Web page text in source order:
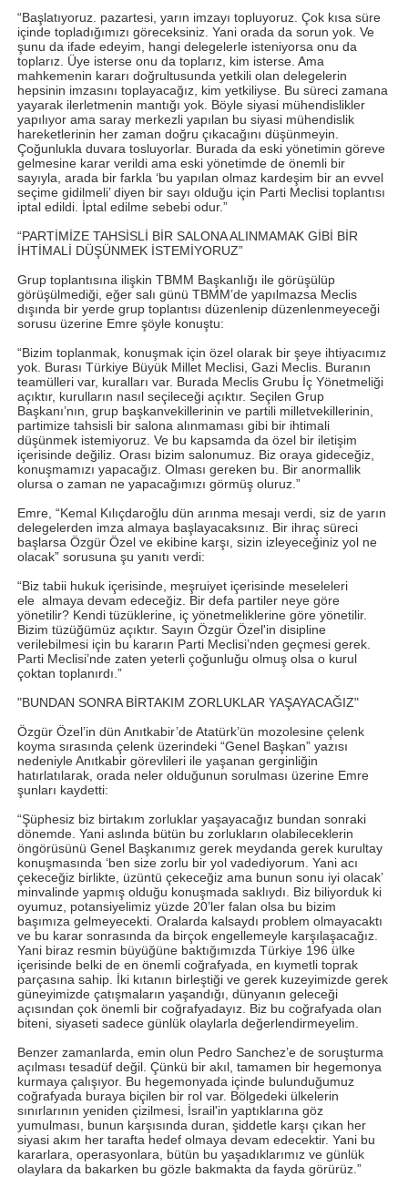
“Başlatıyoruz. pazartesi, yarın imzayı topluyoruz. Çok kısa süre
içinde topladığımızı göreceksiniz. Yani orada da sorun yok. Ve
şunu da ifade edeyim, hangi delegelerle isteniyorsa onu da
toplarız. Üye isterse onu da toplarız, kim isterse. Ama
mahkemenin kararı doğrultusunda yetkili olan delegelerin
hepsinin imzasını toplayacağız, kim yetkiliyse. Bu süreci zamana
yayarak ilerletmenin mantığı yok. Böyle siyasi mühendislikler
yapılıyor ama saray merkezli yapılan bu siyasi mühendislik
hareketlerinin her zaman doğru çıkacağını düşünmeyin.
Çoğunlukla duvara tosluyorlar. Burada da eski yönetimin göreve
gelmesine karar verildi ama eski yönetimde de önemli bir
sayıyla, arada bir farkla ‘bu yapılan olmaz kardeşim bir an evvel
seçime gidilmeli’ diyen bir sayı olduğu için Parti Meclisi toplantısı
iptal edildi. İptal edilme sebebi odur.”
“PARTİMİZE TAHSİSLİ BİR SALONA ALINMAMAK GİBİ BİR
İHTİMALİ DÜŞÜNMEK İSTEMİYORUZ”
Grup toplantısına ilişkin TBMM Başkanlığı ile görüşülüp
görüşülmediği, eğer salı günü TBMM’de yapılmazsa Meclis
dışında bir yerde grup toplantısı düzenlenip düzenlenmeyeceği
sorusu üzerine Emre şöyle konuştu:
“Bizim toplanmak, konuşmak için özel olarak bir şeye ihtiyacımız
yok. Burası Türkiye Büyük Millet Meclisi, Gazi Meclis. Buranın
teamülleri var, kuralları var. Burada Meclis Grubu İç Yönetmeliği
açıktır, kurulların nasıl seçileceği açıktır. Seçilen Grup
Başkanı’nın, grup başkanvekillerinin ve partili milletvekillerinin,
partimize tahsisli bir salona alınmaması gibi bir ihtimali
düşünmek istemiyoruz. Ve bu kapsamda da özel bir iletişim
içerisinde değiliz. Orası bizim salonumuz. Biz oraya gideceğiz,
konuşmamızı yapacağız. Olması gereken bu. Bir anormallik
olursa o zaman ne yapacağımızı görmüş oluruz.”
Emre, “Kemal Kılıçdaroğlu dün arınma mesajı verdi, siz de yarın
delegelerden imza almaya başlayacaksınız. Bir ihraç süreci
başlarsa Özgür Özel ve ekibine karşı, sizin izleyeceğiniz yol ne
olacak” sorusuna şu yanıtı verdi:
“Biz tabii hukuk içerisinde, meşruiyet içerisinde meseleleri
ele almaya devam edeceğiz. Bir defa partiler neye göre
yönetilir? Kendi tüzüklerine, iç yönetmeliklerine göre yönetilir.
Bizim tüzüğümüz açıktır. Sayın Özgür Özel'in disipline
verilebilmesi için bu kararın Parti Meclisi’nden geçmesi gerek.
Parti Meclisi’nde zaten yeterli çoğunluğu olmuş olsa o kurul
çoktan toplanırdı.”
"BUNDAN SONRA BİRTAKIM ZORLUKLAR YAŞAYACAĞIZ"
Özgür Özel’in dün Anıtkabir’de Atatürk’ün mozolesine çelenk
koyma sırasında çelenk üzerindeki “Genel Başkan” yazısı
nedeniyle Anıtkabir görevlileri ile yaşanan gerginliğin
hatırlatılarak, orada neler olduğunun sorulması üzerine Emre
şunları kaydetti:
“Şüphesiz biz birtakım zorluklar yaşayacağız bundan sonraki
dönemde. Yani aslında bütün bu zorlukların olabileceklerin
öngörüsünü Genel Başkanımız gerek meydanda gerek kurultay
konuşmasında ‘ben size zorlu bir yol vadediyorum. Yani acı
çekeceğiz birlikte, üzüntü çekeceğiz ama bunun sonu iyi olacak’
minvalinde yapmış olduğu konuşmada saklıydı. Biz biliyorduk ki
oyumuz, potansiyelimiz yüzde 20’ler falan olsa bu bizim
başımıza gelmeyecekti. Oralarda kalsaydı problem olmayacaktı
ve bu karar sonrasında da birçok engellemeyle karşılaşacağız.
Yani biraz resmin büyüğüne baktığımızda Türkiye 196 ülke
içerisinde belki de en önemli coğrafyada, en kıymetli toprak
parçasına sahip. İki kıtanın birleştiği ve gerek kuzeyimizde gerek
güneyimizde çatışmaların yaşandığı, dünyanın geleceği
açısından çok önemli bir coğrafyadayız. Biz bu coğrafyada olan
biteni, siyaseti sadece günlük olaylarla değerlendirmeyelim.
Benzer zamanlarda, emin olun Pedro Sanchez’e de soruşturma
açılması tesadüf değil. Çünkü bir akıl, tamamen bir hegemonya
kurmaya çalışıyor. Bu hegemonyada içinde bulunduğumuz
coğrafyada buraya biçilen bir rol var. Bölgedeki ülkelerin
sınırlarının yeniden çizilmesi, İsrail'in yaptıklarına göz
yumulması, bunun karşısında duran, şiddetle karşı çıkan her
siyasi akım her tarafta hedef olmaya devam edecektir. Yani bu
kararlara, operasyonlara, bütün bu yaşadıklarımız ve günlük
olaylara da bakarken bu gözle bakmakta da fayda görürüz.”